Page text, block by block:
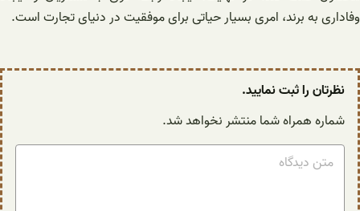
وفاداری به برند، امری بسیار حیاتی برای موفقیت در دنیای تجارت است.
نظرتان را ثبت نمایید.
شماره همراه شما منتشر نخواهد شد.